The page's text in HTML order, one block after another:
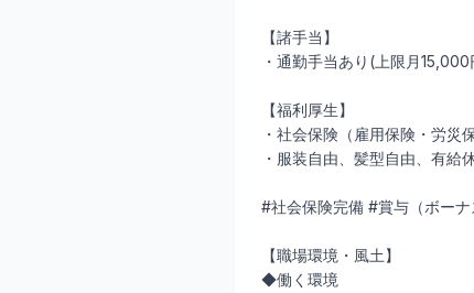
【諸手当】
・通勤手当あり(上限月15,000
【福利厚生】
・社会保険（雇用保険・労災
・服装自由、髪型自由、有給
#社会保険完備 #賞与（ボー
【職場環境・風土】
◆働く環境